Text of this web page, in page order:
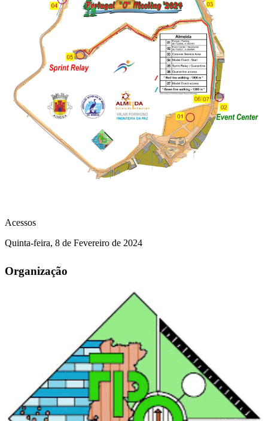
Acessos
Quinta-feira, 8 de Fevereiro de 2024
Organização